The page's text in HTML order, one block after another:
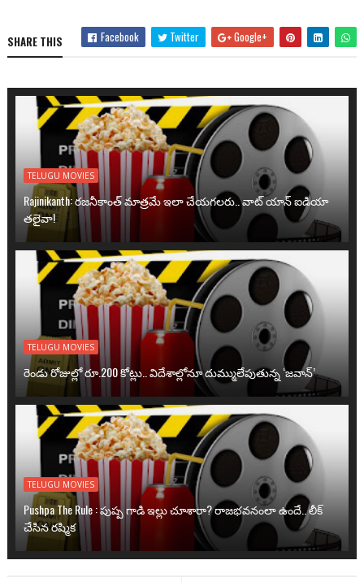
SHARE THIS Facebook Twitter Google+
TELUGU MOVIES
Rajinikanth: రజనీకాంత్ మాత్రమే ఇలా చేయగలరు.. వాట్ యాన్ ఐడియా
తలైవా!
TELUGU MOVIES
రెండు రోజుల్లో రూ.200 కోట్లు.. విదేశాల్లోనూ దుమ్ములేపుతున్న ‘జవాన్’
TELUGU MOVIES
Pushpa The Rule : పుష్ప గాడి ఇల్లు చూశారా? రాజభవనంలా ఉందే.. లీక్
చేసిన రష్మిక